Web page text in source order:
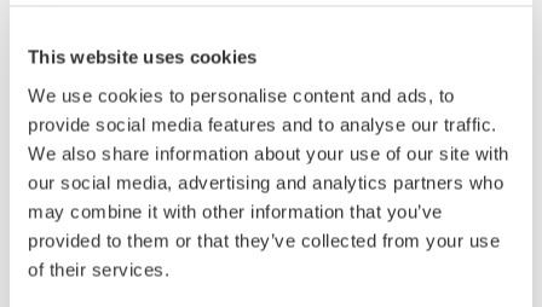
This website uses cookies
We use cookies to personalise content and ads, to
provide social media features and to analyse our traffic.
We also share information about your use of our site with
our social media, advertising and analytics partners who
may combine it with other information that you’ve
provided to them or that they’ve collected from your use
of their services.
suuresti. Kun Tanskan salmista tulee suolapulsseja ja
Itämeren veden suolapitoisuus nousee, saattaa
turskakanta kasvaa monikymmenkertaiseksi ja kaloja
vaeltaa meilläkin Perämerelle ja Suomenlahden
itäosiin. Vähäisen suolaisuuden aikoina turskaa tapaa
vain lounaisilta merialueiltamme, jos sieltäkään.